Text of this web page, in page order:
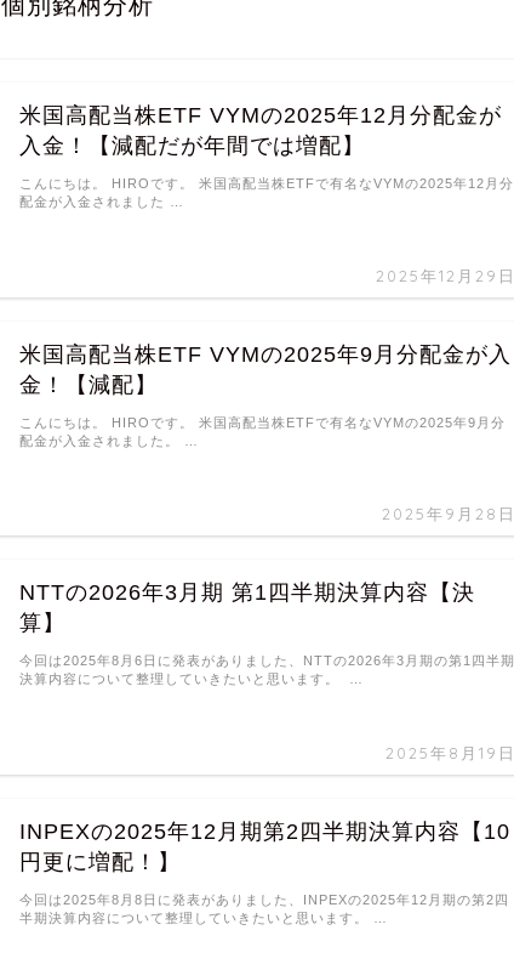
米国高配当株ETF VYMの2025年12月分配金が
入金！【減配だが年間では増配】
2025年12月29日
こんにちは。 HIROです。 米国高配当株ETFで有名なVYMの2025年12月分
配金が入金されました …
米国高配当株ETF VYMの2025年9月分配金が入
金！【減配】
2025年9月28日
こんにちは。 HIROです。 米国高配当株ETFで有名なVYMの2025年9月分
配金が入金されました。 …
NTTの2026年3月期 第1四半期決算内容【決
算】
2025年8月19日
今回は2025年8月6日に発表がありました、NTTの2026年3月期の第1四半期
決算内容について整理していきたいと思います。 …
INPEXの2025年12月期第2四半期決算内容【10
円更に増配！】
今回は2025年8月8日に発表がありました、INPEXの2025年12月期の第2四
半期決算内容について整理していきたいと思います。 …